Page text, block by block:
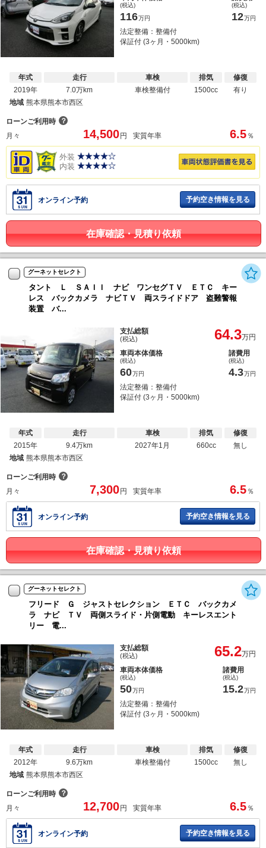
(税込)
116万円
(税込)
12万円
法定整備：整備付
保証付 (3ヶ月・5000km)
年式
2019年
走行
7.0万km
車検
車検整備付
排気
1500cc
修復
有り
地域 熊本県熊本市西区
ローンご利用時 ？
月々
14,500円 実質年率 6.5 ％
外装
内装
オンライン予約 予約空き情報を見る
在庫確認・見積り依頼
グーネットセレクト
タント Ｌ ＳＡＩＩ ナビ ワンセグＴＶ ＥＴＣ キー
レス バックカメラ ナビＴＶ 両スライドドア 盗難警報
装置 バ...
支払総額
(税込) 64.3万円
車両本体価格
(税込)
60万円
諸費用
(税込)
4.3万円
法定整備：整備付
保証付 (3ヶ月・5000km)
年式
2015年
走行
9.4万km
車検
2027年1月
排気
660cc
修復
無し
地域 熊本県熊本市西区
ローンご利用時 ？
月々
7,300円 実質年率 6.5 ％
オンライン予約 予約空き情報を見る
在庫確認・見積り依頼
グーネットセレクト
フリード Ｇ ジャストセレクション ＥＴＣ バックカメ
ラ ナビ ＴＶ 両側スライド・片側電動 キーレスエント
リー 電...
支払総額
(税込) 65.2万円
車両本体価格
(税込)
50万円
諸費用
(税込)
15.2万円
法定整備：整備付
保証付 (3ヶ月・5000km)
年式
2012年
走行
9.6万km
車検
車検整備付
排気
1500cc
修復
無し
地域 熊本県熊本市西区
ローンご利用時 ？
月々
12,700円 実質年率 6.5 ％
オンライン予約 予約空き情報を見る